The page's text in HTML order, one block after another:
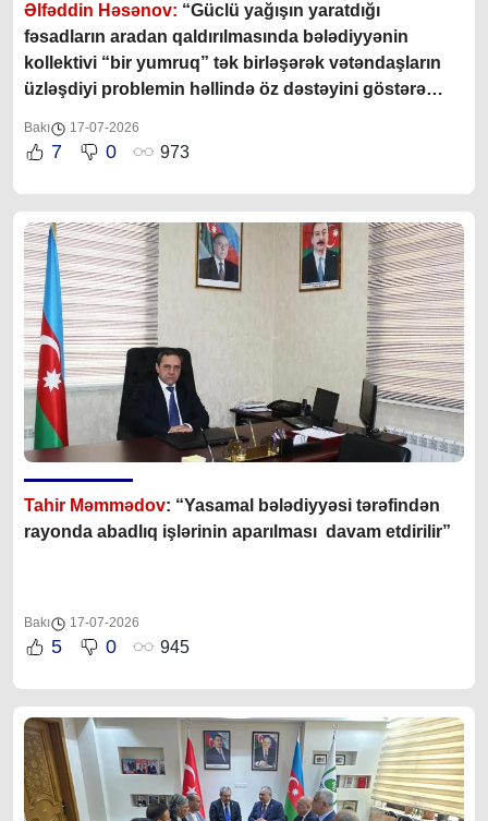
Əlfəddin Həsənov: “Güclü yağışın yaratdığı
fəsadların aradan qaldırılmasında bələdiyyənin
kollektivi “bir yumruq” tək birləşərək vətəndaşların
üzləşdiyi problemin həllində öz dəstəyini göstərə
Bakı 17-07-2026
7 0 973
Tahir Məmmədov: “Yasamal bələdiyyəsi tərəfindən
rayonda abadlıq işlərinin aparılması davam etdirilir”
Bakı 17-07-2026
5 0 945